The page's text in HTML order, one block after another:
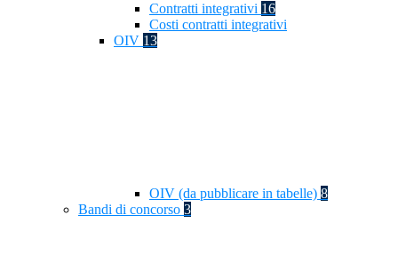
Contratti integrativi 16
Costi contratti integrativi
OIV 13
OIV (da pubblicare in tabelle) 8
Bandi di concorso 3